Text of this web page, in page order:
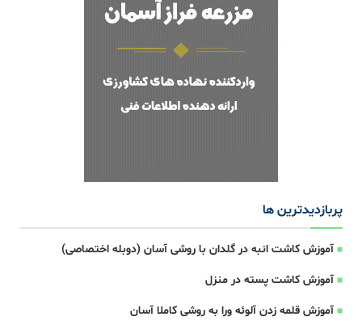
پربازدیدترین ها
آموزش کاشت انبه در گلدان با روشی آسان (دوبله اختصاصی)
آموزش کاشت پسته در منزل
آموزش قلمه زدن آلوئه ورا به روشی کاملا آسان